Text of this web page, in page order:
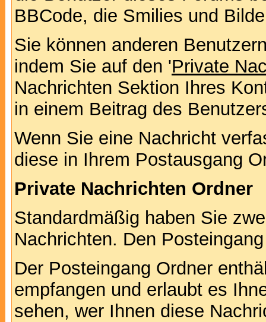
BBCode, die Smilies und
Sie können anderen
indem Sie auf den 'Private
Nachrichten Sektion Ihres
in einem Beitrag des
Wenn Sie eine Nachricht
diese in Ihrem Postausgang
Private Nachrichten Ordner
Standardmäßig haben Sie
Nachrichten. Den
Der Posteingang Ordner
empfangen und erlaubt es
sehen, wer Ihnen diese